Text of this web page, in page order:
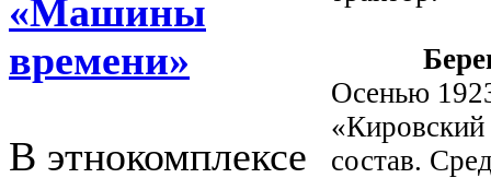
«Машины
времени»
В этнокомплексе
Осенью
состав.